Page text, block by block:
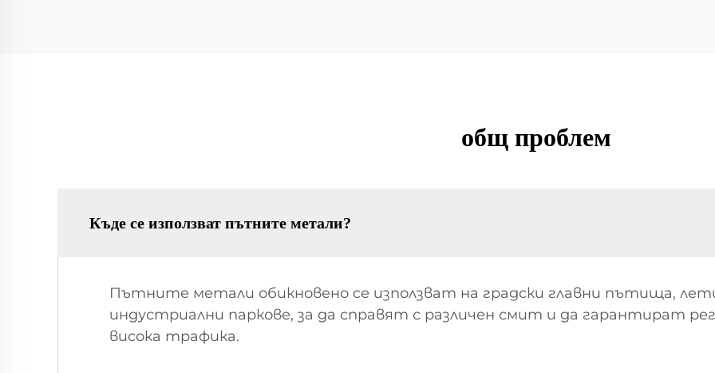
общ проблем
Къде се използват пътните метали?
Пътните метали обикновено се използват на градски главни пътища,
индустриални паркове, за да справят с различен смит и да гарантират
висока трафика.